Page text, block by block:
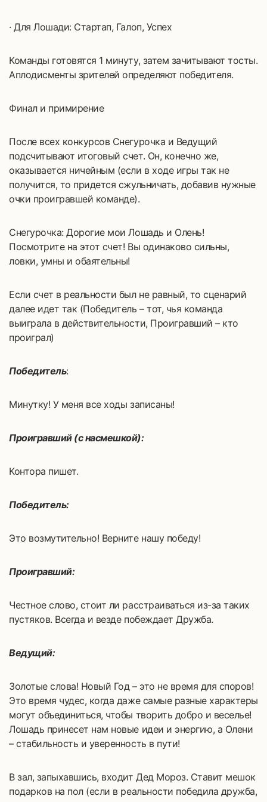
· Для Лошади: Стартап, Галоп, Успех
Команды готовятся 1 минуту, затем зачитывают тосты.
Аплодисменты зрителей определяют победителя.
Финал и примирение
После всех конкурсов Снегурочка и Ведущий
подсчитывают итоговый счет. Он, конечно же,
оказывается ничейным (если в ходе игры так не
получится, то придется сжульничать, добавив нужные
очки проигравшей команде).
Снегурочка: Дорогие мои Лошадь и Олень!
Посмотрите на этот счет! Вы одинаково сильны,
ловки, умны и обаятельны!
Если счет в реальности был не равный, то сценарий
далее идет так (Победитель – тот, чья команда
выиграла в действительности, Проигравший – кто
проиграл)
Победитель:
Минутку! У меня все ходы записаны!
Проигравший (с насмешкой):
Контора пишет.
Победитель:
Это возмутительно! Верните нашу победу!
Проигравший:
Честное слово, стоит ли расстраиваться из-за таких
пустяков. Всегда и везде побеждает Дружба.
Ведущий:
Золотые слова! Новый Год – это не время для споров!
Это время чудес, когда даже самые разные характеры
могут объединиться, чтобы творить добро и веселье!
Лошадь принесет нам новые идеи и энергию, а Олени
– стабильность и уверенность в пути!
В зал, запыхавшись, входит Дед Мороз. Ставит мешок
подарков на пол (если в реальности победила дружба,